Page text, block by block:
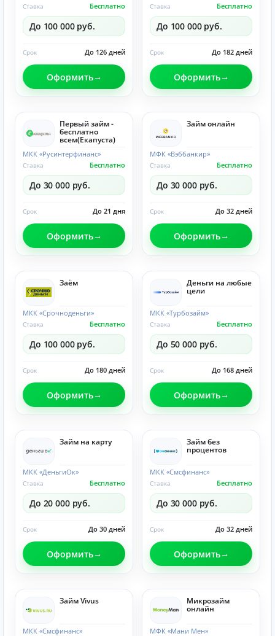
Бесплатно
Ставка
До 100 000 руб.
До 126 дней
Срок
Оформить
Бесплатно
Ставка
До 100 000 руб.
До 182 дней
Срок
Оформить
Первый займ -
бесплатно
всем(Eкапуста)
МКК «Русинтерфинанс»
Бесплатно
Ставка
До 30 000 руб.
До 21 дня
Срок
Оформить
Займ онлайн
МФК «Вэббанкир»
Бесплатно
Ставка
До 30 000 руб.
До 32 дней
Срок
Оформить
Заём
МКК «Срочноденьги»
Бесплатно
Ставка
До 100 000 руб.
До 180 дней
Срок
Оформить
Деньги на любые
цели
МКК «Турбозайм»
Бесплатно
Ставка
До 50 000 руб.
До 168 дней
Срок
Оформить
Займ на карту
МКК «ДеньгиОк»
Бесплатно
Ставка
До 20 000 руб.
До 30 дней
Срок
Оформить
Займ без
процентов
МКК «Смсфинанс»
Бесплатно
Ставка
До 30 000 руб.
До 32 дней
Срок
Оформить
Займ Vivus
МКК «Смсфинанс»
Микрозайм
онлайн
МФК «Мани Мен»